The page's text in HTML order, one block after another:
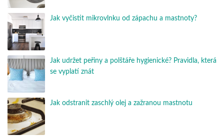
Jak vyčistit mikrovlnku od zápachu a mastnoty?
Jak udržet peřiny a polštáře hygienické? Pravidla, která
se vyplatí znát
Jak odstranit zaschlý olej a zažranou mastnotu